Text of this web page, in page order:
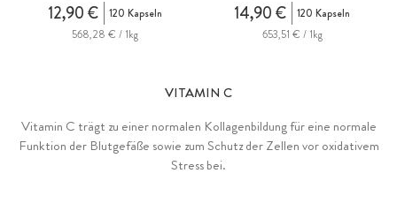
12,90 €
120 Kapseln
568,28 € / 1kg
14,90 €
120 Kapseln
653,51 € / 1kg
VITAMIN C
Vitamin C trägt zu einer normalen Kollagenbildung für eine normale
Funktion der Blutgefäße sowie zum Schutz der Zellen vor oxidativem
Stress bei.